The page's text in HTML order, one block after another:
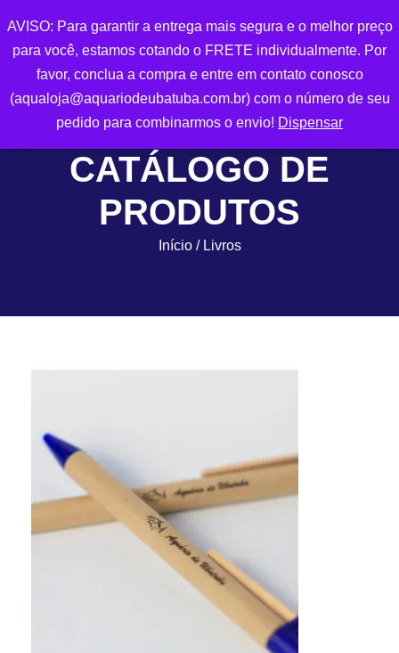
0
CATÁLOGO DE
PRODUTOS
Início/ Livros
AVISO: Para garantir a entrega mais segura e o melhor preço
para você, estamos cotando o FRETE individualmente. Por
favor, conclua a compra e entre em contato conosco
(aqualoja@aquariodeubatuba.com.br) com o número de seu
pedido para combinarmos o envio! Dispensar